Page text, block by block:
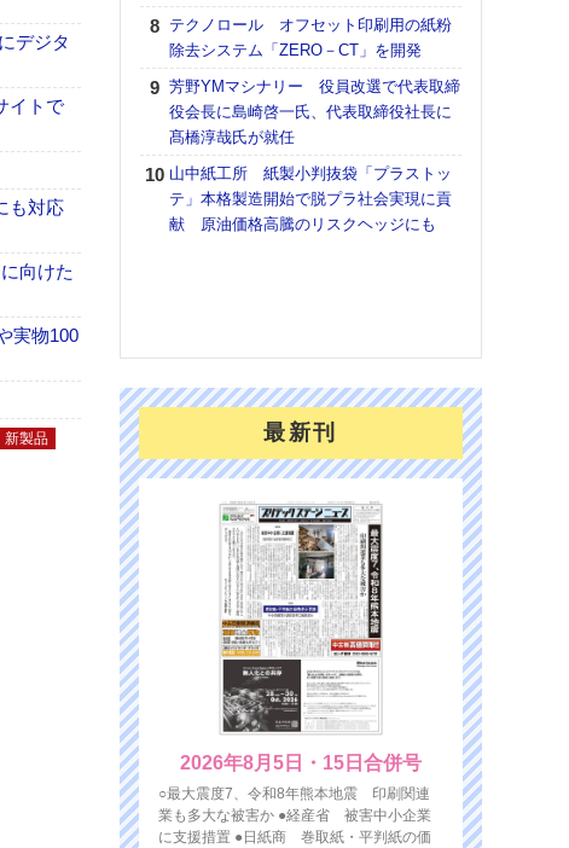
デジタ
イトで
も対応
向けた
実物100
新製品
テクノロール オフセット印刷用の紙粉
除去システム「ZERO－CT」を開発
芳野YMマシナリー 役員改選で代表取締
役会長に島崎啓一氏、代表取締役社長に
髙橋淳哉氏が就任
山中紙工所 紙製小判抜袋「プラストッ
テ」本格製造開始で脱プラ社会実現に貢
献 原油価格高騰のリスクヘッジにも
最新刊
2026年8月5日・15日合併号
○最大震度7、令和8年熊本地震 印刷関連
業も多大な被害か ●経産省 被害中小企業
に支援措置 ●日紙商 巻取紙・平判紙の価